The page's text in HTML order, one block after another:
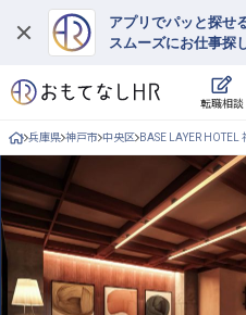
アプリでパッと探せ
スムーズにお仕事探
転職相談
ログイン
求人・施設を探す
就職・転職 合同説明会
おもてなしHRについて
兵庫県 神戸市 中央区 BASE LAYER HOTEL